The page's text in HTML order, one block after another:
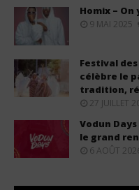
Homix – On
9 MAI 2025
Festival
célèbre le
tradition,
27 JUILLET
Vodun
le grand
6 AOÛT